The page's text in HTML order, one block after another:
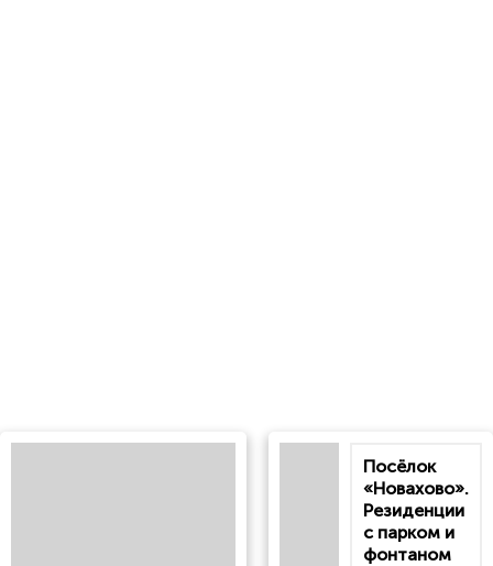
Посёлок
«Новахово».
Резиденции
с парком и
фонтаном